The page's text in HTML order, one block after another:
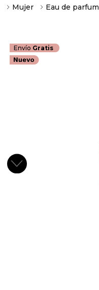
Mujer Eau de parfum
Envío Gratis